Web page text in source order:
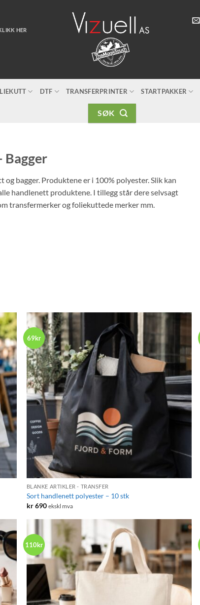
HER
DTF TRANSFERPRINTER STARTPAKKER
SØK
Bagger
bagger. Produktene er i 100% polyester. Slik kan
handlenett produktene. I tillegg står dere selvsagt
transfermerker og foliekuttede merker mm.
69kr
+
BLANKE ARTIKLER - TRANSFER
Sort handlenett polyester – 10 stk
kr690 ekskl mva
110kr